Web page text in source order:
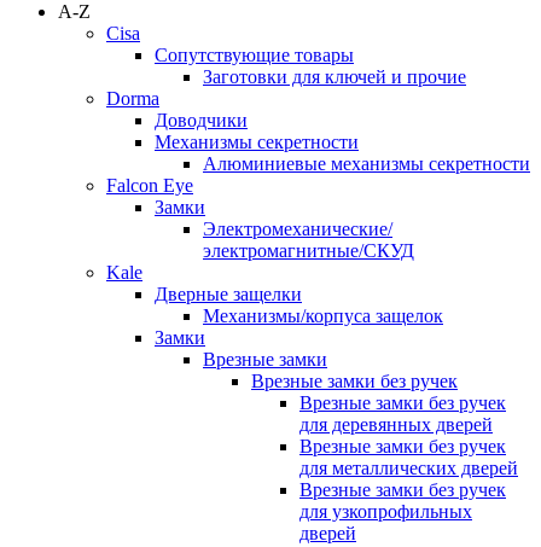
A-Z
Cisa
Сопутствующие товары
Заготовки для ключей и прочие
Dorma
Доводчики
Механизмы секретности
Алюминиевые механизмы секретности
Falcon Eye
Замки
Электромеханические/
электромагнитные/СКУД
Kale
Дверные защелки
Механизмы/корпуса защелок
Замки
Врезные замки
Врезные замки без ручек
Врезные замки без ручек
для деревянных дверей
Врезные замки без ручек
для металлических дверей
Врезные замки без ручек
для узкопрофильных
дверей